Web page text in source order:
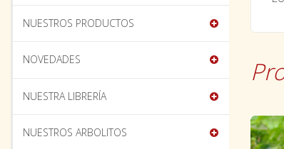
NUESTROS PRODUCTOS
NOVEDADES
NUESTRA LIBRERÍA
NUESTROS ARBOLITOS